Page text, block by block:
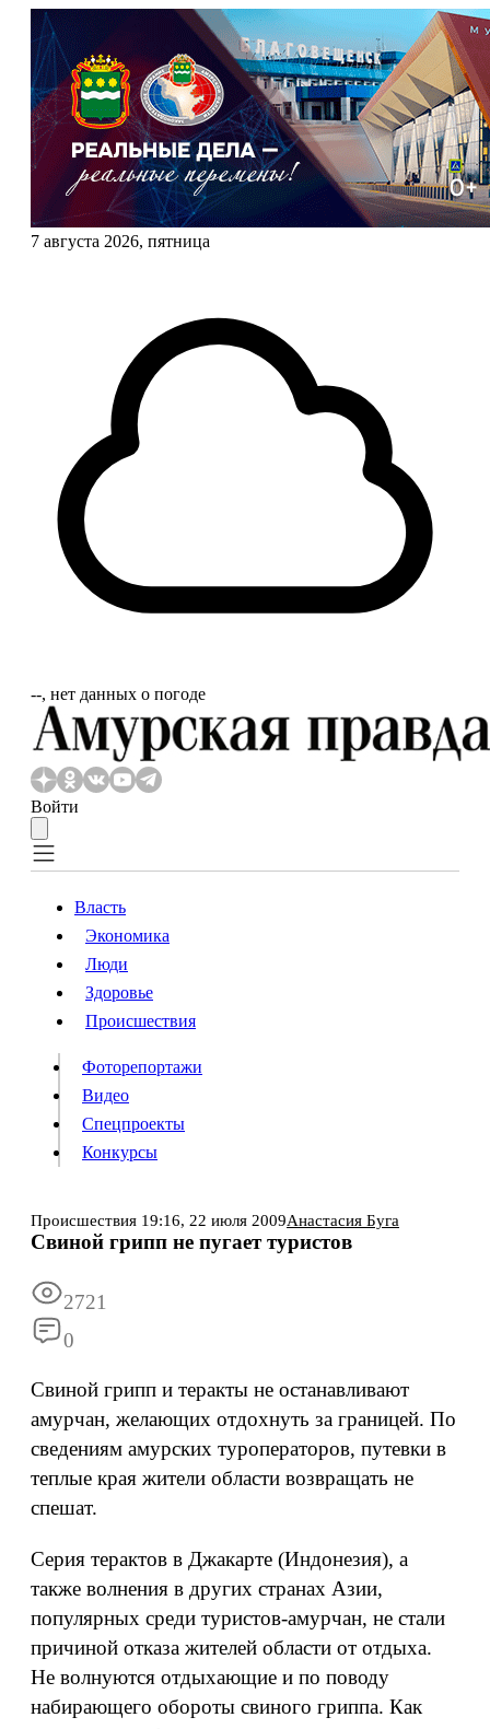
7 августа 2026, пятница
‐‐, нет данных о погоде
Войти
Власть
Происшествия
Видео
Конкурсы
Информация
Власть
Экономика
Люди
Здоровье
Происшествия
Фоторепортажи
Видео
Спецпроекты
Конкурсы
Происшествия 19:16, 22 июля 2009Анастасия Буга
Свиной грипп не пугает туристов
2721
0
Свиной грипп и теракты не останавливают
амурчан, желающих отдохнуть за границей. По
сведениям амурских туроператоров, путевки в
теплые края жители области возвращать не
спешат.
Серия терактов в Джакарте (Индонезия), а
также волнения в других странах Азии,
популярных среди туристов-амурчан, не стали
причиной отказа жителей области от отдыха.
Не волнуются отдыхающие и по поводу
набирающего обороты свиного гриппа. Как